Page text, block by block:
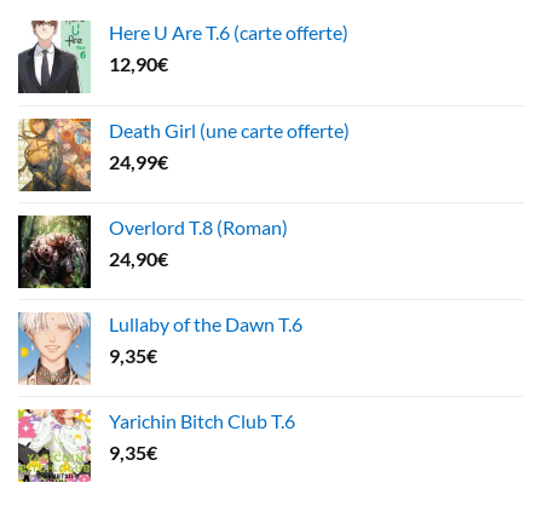
Here U Are T.6 (carte offerte)
12,90€
Death Girl (une carte offerte)
24,99€
Overlord T.8 (Roman)
24,90€
Lullaby of the Dawn T.6
9,35€
Yarichin Bitch Club T.6
9,35€